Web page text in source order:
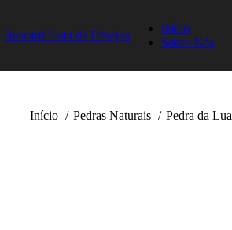
Buscar0 Lista de Desejos
Início
Sobre Nós
Início Pedras Naturais Pedra da Lua